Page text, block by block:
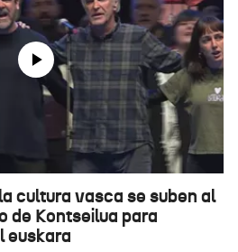
cultura vasca se suben al
de Kontseilua para
euskara